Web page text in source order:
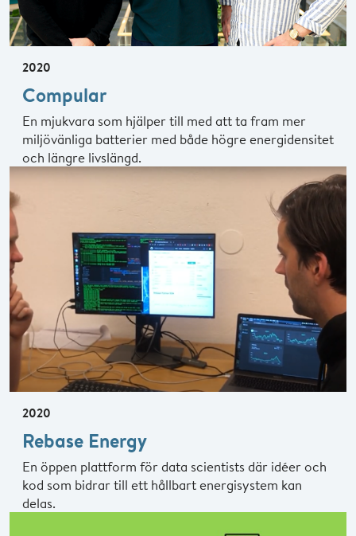
2020
Compular
En mjukvara som hjälper till med att ta fram mer
miljövänliga batterier med både högre energidensitet
och längre livslängd.
2020
Rebase Energy
En öppen plattform för data scientists där idéer och
kod som bidrar till ett hållbart energisystem kan
delas.